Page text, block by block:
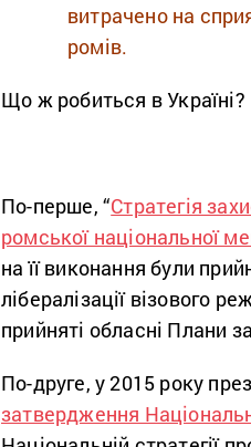
витрачено на
ромів.
Що ж робиться в Україні?
По-перше, “Стратегія
ромської національної
на її виконання були
лібералізації візового
прийняті обласні Плани
По-друге, у 2015 року
затвердження